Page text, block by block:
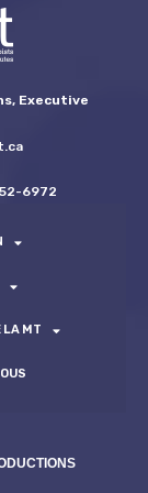
Executive
6972
LA MT